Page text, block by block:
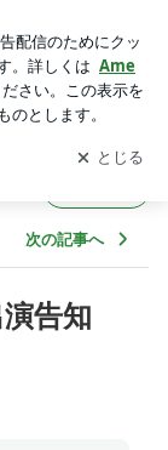
け取りまし
開く
次の記事へ
告知